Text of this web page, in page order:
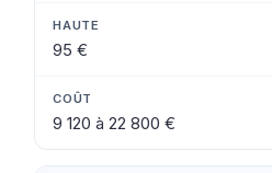
95 €
9 120 à 22 800 €